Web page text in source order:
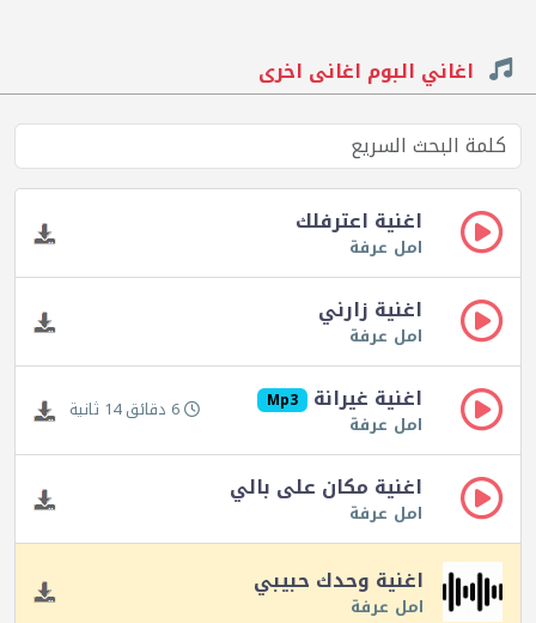
اغاني البوم اغانى اخرى
اغنية اعترفلك
امل عرفة
اغنية زارني
امل عرفة
اغنية غيرانة Mp3
امل عرفة 6 دقائق 14 ثانية
اغنية مكان على بالي
امل عرفة
اغنية وحدك حبيبي
امل عرفة